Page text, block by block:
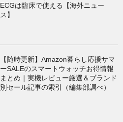
ECGは臨床で使える【海外ニュー
ス】
【随時更新】Amazon暮らし応援サマ
ーSALEのスマートウォッチお得情報
まとめ｜実機レビュー厳選＆ブランド
別セール記事の索引（編集部調べ）